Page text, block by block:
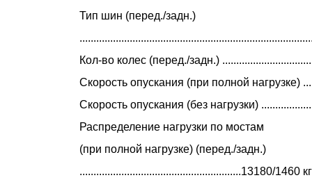
Тип шин (перед./задн.)
Кол-во колес (перед./задн.)
Скорость опускания (при полной нагрузке)
Скорость опускания (без нагрузки)
Распределение нагрузки по мостам
(при полной нагрузке) (перед./задн.)
..........................................................13180/1460 кг